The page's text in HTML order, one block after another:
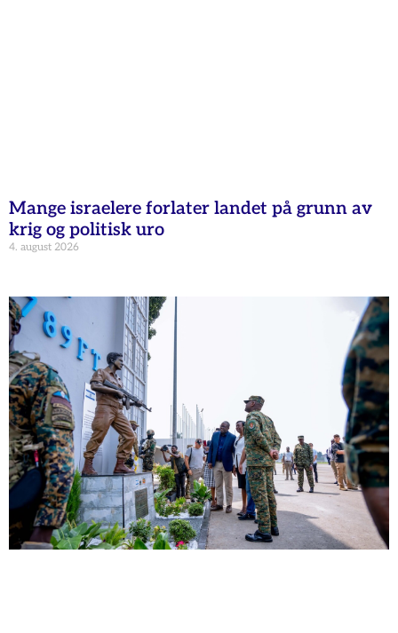
Mange israelere forlater landet på grunn av
krig og politisk uro
4. august 2026